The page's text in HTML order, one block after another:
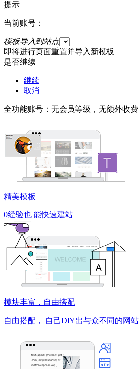
提示
当前账号：
模板导入到站点
即将进行页面重置并导入新模板
是否继续
继续
取消
全功能账号：无会员等级，无额外收费
精美模板
0经验也 能快速建站
模块丰富，自由搭配
自由搭配， 自己DIY出与众不同的网站